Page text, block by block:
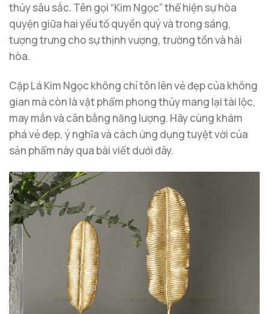
thủy sâu sắc. Tên gọi “Kim Ngọc” thể hiện sự hòa
quyện giữa hai yếu tố quyền quý và trong sáng,
tượng trưng cho sự thịnh vượng, trường tồn và hài
hòa.
Cặp Lá Kim Ngọc không chỉ tôn lên vẻ đẹp của không
gian mà còn là vật phẩm phong thủy mang lại tài lộc,
may mắn và cân bằng năng lượng. Hãy cùng khám
phá vẻ đẹp, ý nghĩa và cách ứng dụng tuyệt vời của
sản phẩm này qua bài viết dưới đây.